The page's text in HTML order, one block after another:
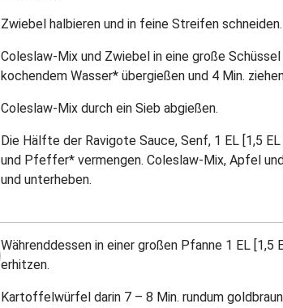
Zwiebel halbieren und in feine Streifen schneiden.
Coleslaw-Mix und Zwiebel in eine große
kochendem Wasser* übergießen und 4 Min.
Coleslaw-Mix durch ein Sieb abgießen.
Die Hälfte der Ravigote Sauce, Senf, 1 EL [1,5
und Pfeffer* vermengen. Coleslaw-Mix, Apfel
und unterheben.
Währenddessen in einer großen Pfanne 1 EL [1,5
erhitzen.
Kartoffelwürfel darin 7 – 8 Min. rundum